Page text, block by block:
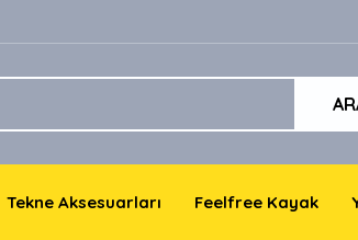
Tekne Aksesuarları Feelfree Kayak